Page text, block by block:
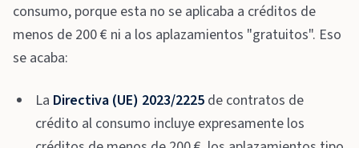
consumo, porque esta no se aplicaba a créditos de
menos de 200 € ni a los aplazamientos "gratuitos". Eso
se acaba:
La Directiva (UE) 2023/2225 de contratos de
crédito al consumo incluye expresamente los